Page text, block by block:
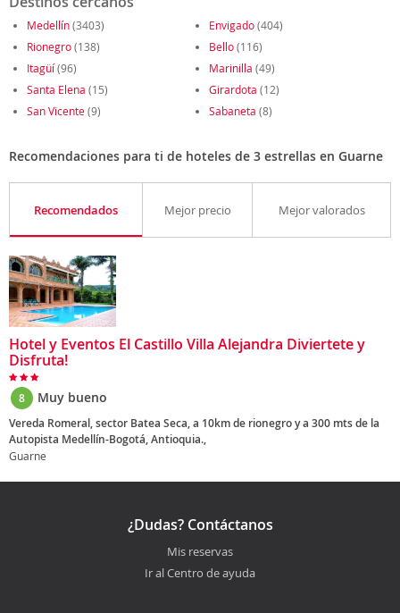
Medellín(3403) Envigado(404)
Rionegro(138) Bello(116)
Itagüí(96) Marinilla (49)
Santa Elena (15) Girardota (12)
San Vicente(9) Sabaneta (8)
Recomendaciones para ti de hoteles de 3 estrellas en Guarne
Recomendados Mejor precio Mejor valorados
Hotel y Eventos El Castillo Villa Alejandra Diviertete y
Disfruta!
8 Muy bueno
Vereda Romeral, sector Batea Seca, a 10km de rionegro y a 300 mts de la
Autopista Medellín-Bogotá, Antioquia.,
Guarne
¿Dudas? Contáctanos
Mis reservas
Ir al Centro de ayuda